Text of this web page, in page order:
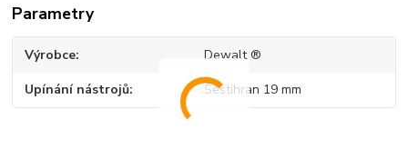
Parametry
Výrobce Dewalt ®
Upínání nástrojů Šestihran 19 mm